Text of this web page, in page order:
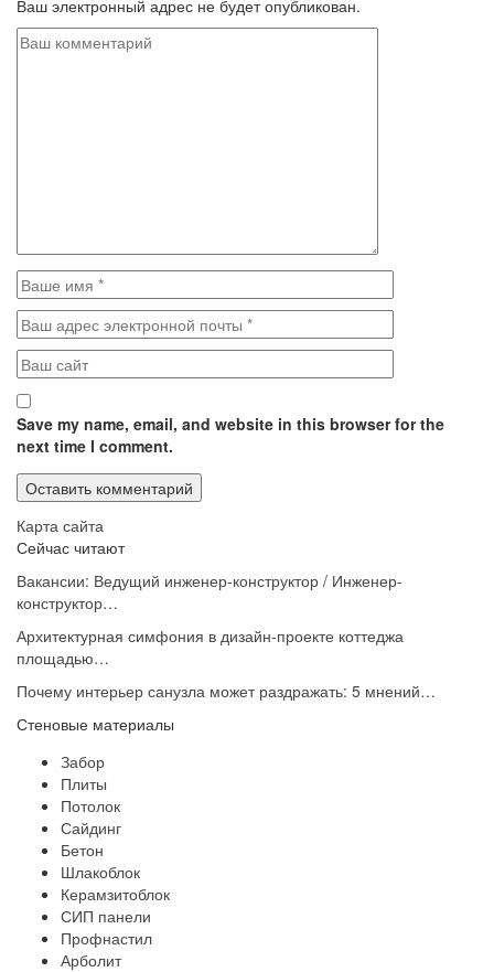
Ваш электронный адрес не будет опубликован.
Save my name, email, and website in this browser for the
next time I comment.
Карта сайта
Сейчас читают
Вакансии: Ведущий инженер-конструктор / Инженер-
конструктор…
Архитектурная симфония в дизайн-проекте коттеджа
площадью…
Почему интерьер санузла может раздражать: 5 мнений…
Стеновые материалы
Забор
Плиты
Потолок
Сайдинг
Бетон
Шлакоблок
Керамзитоблок
СИП панели
Профнастил
Арболит